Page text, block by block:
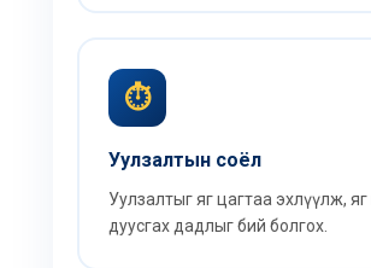
⏱️
Уулзалтын соёл
Уулзалтыг яг цагтаа эхлүүлж,
дуусгах дадлыг бий болгох.